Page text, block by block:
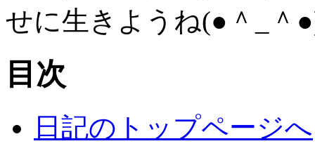
せに生きようね(●＾_＾
目次
日記のトップページへ